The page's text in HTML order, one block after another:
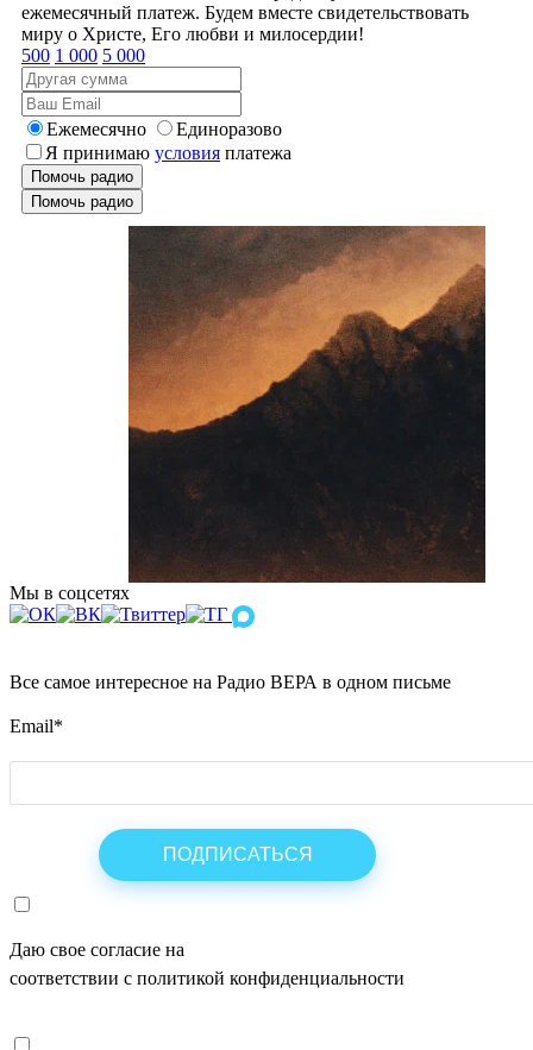
ежемесячный платеж. Будем вместе свидетельствовать
миру о Христе, Его любви и милосердии!
500 1 000 5 000
Ежемесячно
Единоразово
Я принимаю условия платежа
Помочь радио
Помочь радио
Мы в соцсетях
Все самое интересное на Радио ВЕРА в одном письме
Email*
Даю свое согласие на
соответствии с политикой конфиденциальности